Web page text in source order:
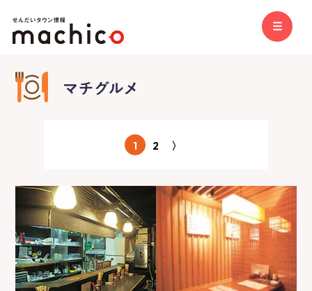
1 2 〉